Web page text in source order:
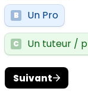
B Un Pro
C Un tuteur /
Suivant